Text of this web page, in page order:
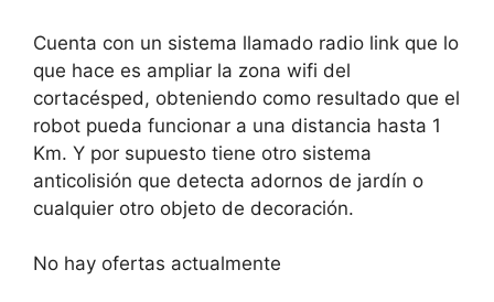
Cuenta con un sistema llamado radio link que lo
que hace es ampliar la zona wifi del
cortacésped, obteniendo como resultado que el
robot pueda funcionar a una distancia hasta 1
Km. Y por supuesto tiene otro sistema
anticolisión que detecta adornos de jardín o
cualquier otro objeto de decoración.
No hay ofertas actualmente